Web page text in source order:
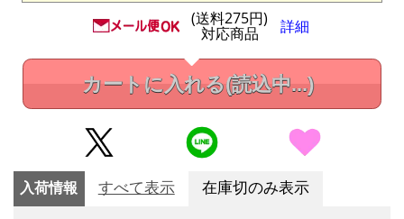
(送料275円)
対応商品 詳細
カートに入れる(読込中...)
入荷情報 すべて表示 在庫切のみ表示